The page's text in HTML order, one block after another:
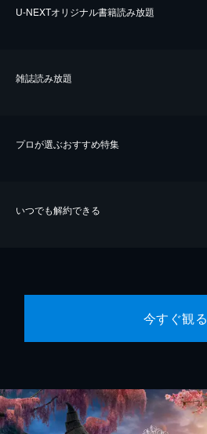
U-NEXTオリジナル書籍読み放題
雑誌読み放題
プロが選ぶおすすめ特集
いつでも解約できる
今すぐ観る